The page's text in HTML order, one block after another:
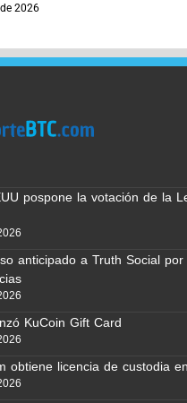
2026
pospone la votación de la
anticipado a Truth Social
KuCoin Gift Card
obtiene licencia de custodia